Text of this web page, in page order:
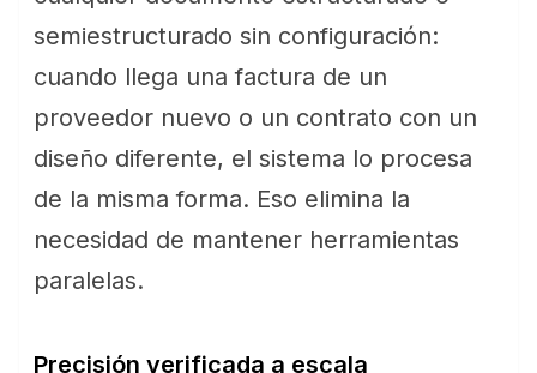
semiestructurado sin configuración:
cuando llega una factura de un
proveedor nuevo o un contrato con un
diseño diferente, el sistema lo procesa
de la misma forma. Eso elimina la
necesidad de mantener herramientas
paralelas.
Precisión verificada a escala